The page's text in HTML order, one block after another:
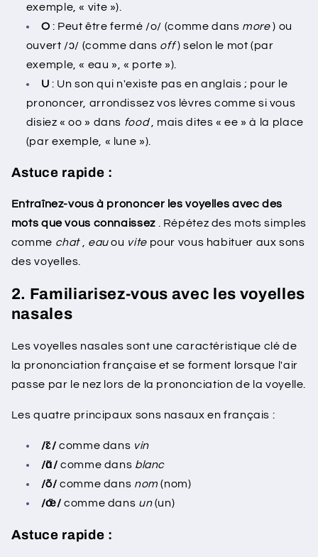
exemple, « vite »).
O : Peut être fermé /o/ (comme dans more) ou
ouvert /ɔ/ (comme dans off) selon le mot (par
exemple, « eau », « porte »).
U : Un son qui n'existe pas en anglais ; pour le
prononcer, arrondissez vos lèvres comme si vous
disiez « oo » dans food, mais dites « ee » à la place
(par exemple, « lune »).
Astuce rapide :
Entraînez-vous à prononcer les voyelles avec des
mots que vous connaissez. Répétez des mots simples
comme chat, eauou vitepour vous habituer aux sons
des voyelles.
2. Familiarisez-vous avec les voyelles
nasales
Les voyelles nasales sont une caractéristique clé de
la prononciation française et se forment lorsque l'air
passe par le nez lors de la prononciation de la voyelle.
Les quatre principaux sons nasaux en français :
/ɛ̃/ comme dans vin
/ɑ̃/ comme dans blanc
/õ/ comme dans nom (nom)
/œ̃/ comme dans un(un)
Astuce rapide :